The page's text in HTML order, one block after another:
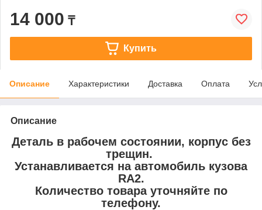
14 000 ₸
Купить
Описание Характеристики Доставка Оплата
Описание
Деталь в рабочем состоянии, корпус без
трещин.
Устанавливается на автомобиль кузова
RA2.
Количество товара уточняйте по
телефону.